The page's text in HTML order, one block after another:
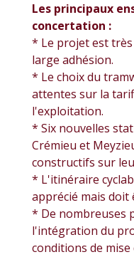
Les principaux
concertation :
* Le projet est
large adhésion.
* Le choix du
attentes sur la
l'exploitation.
* Six nouvelles
Crémieu et
constructifs sur
* L'itinéraire
apprécié mais doit
* De nombreuses
l'intégration du
conditions de